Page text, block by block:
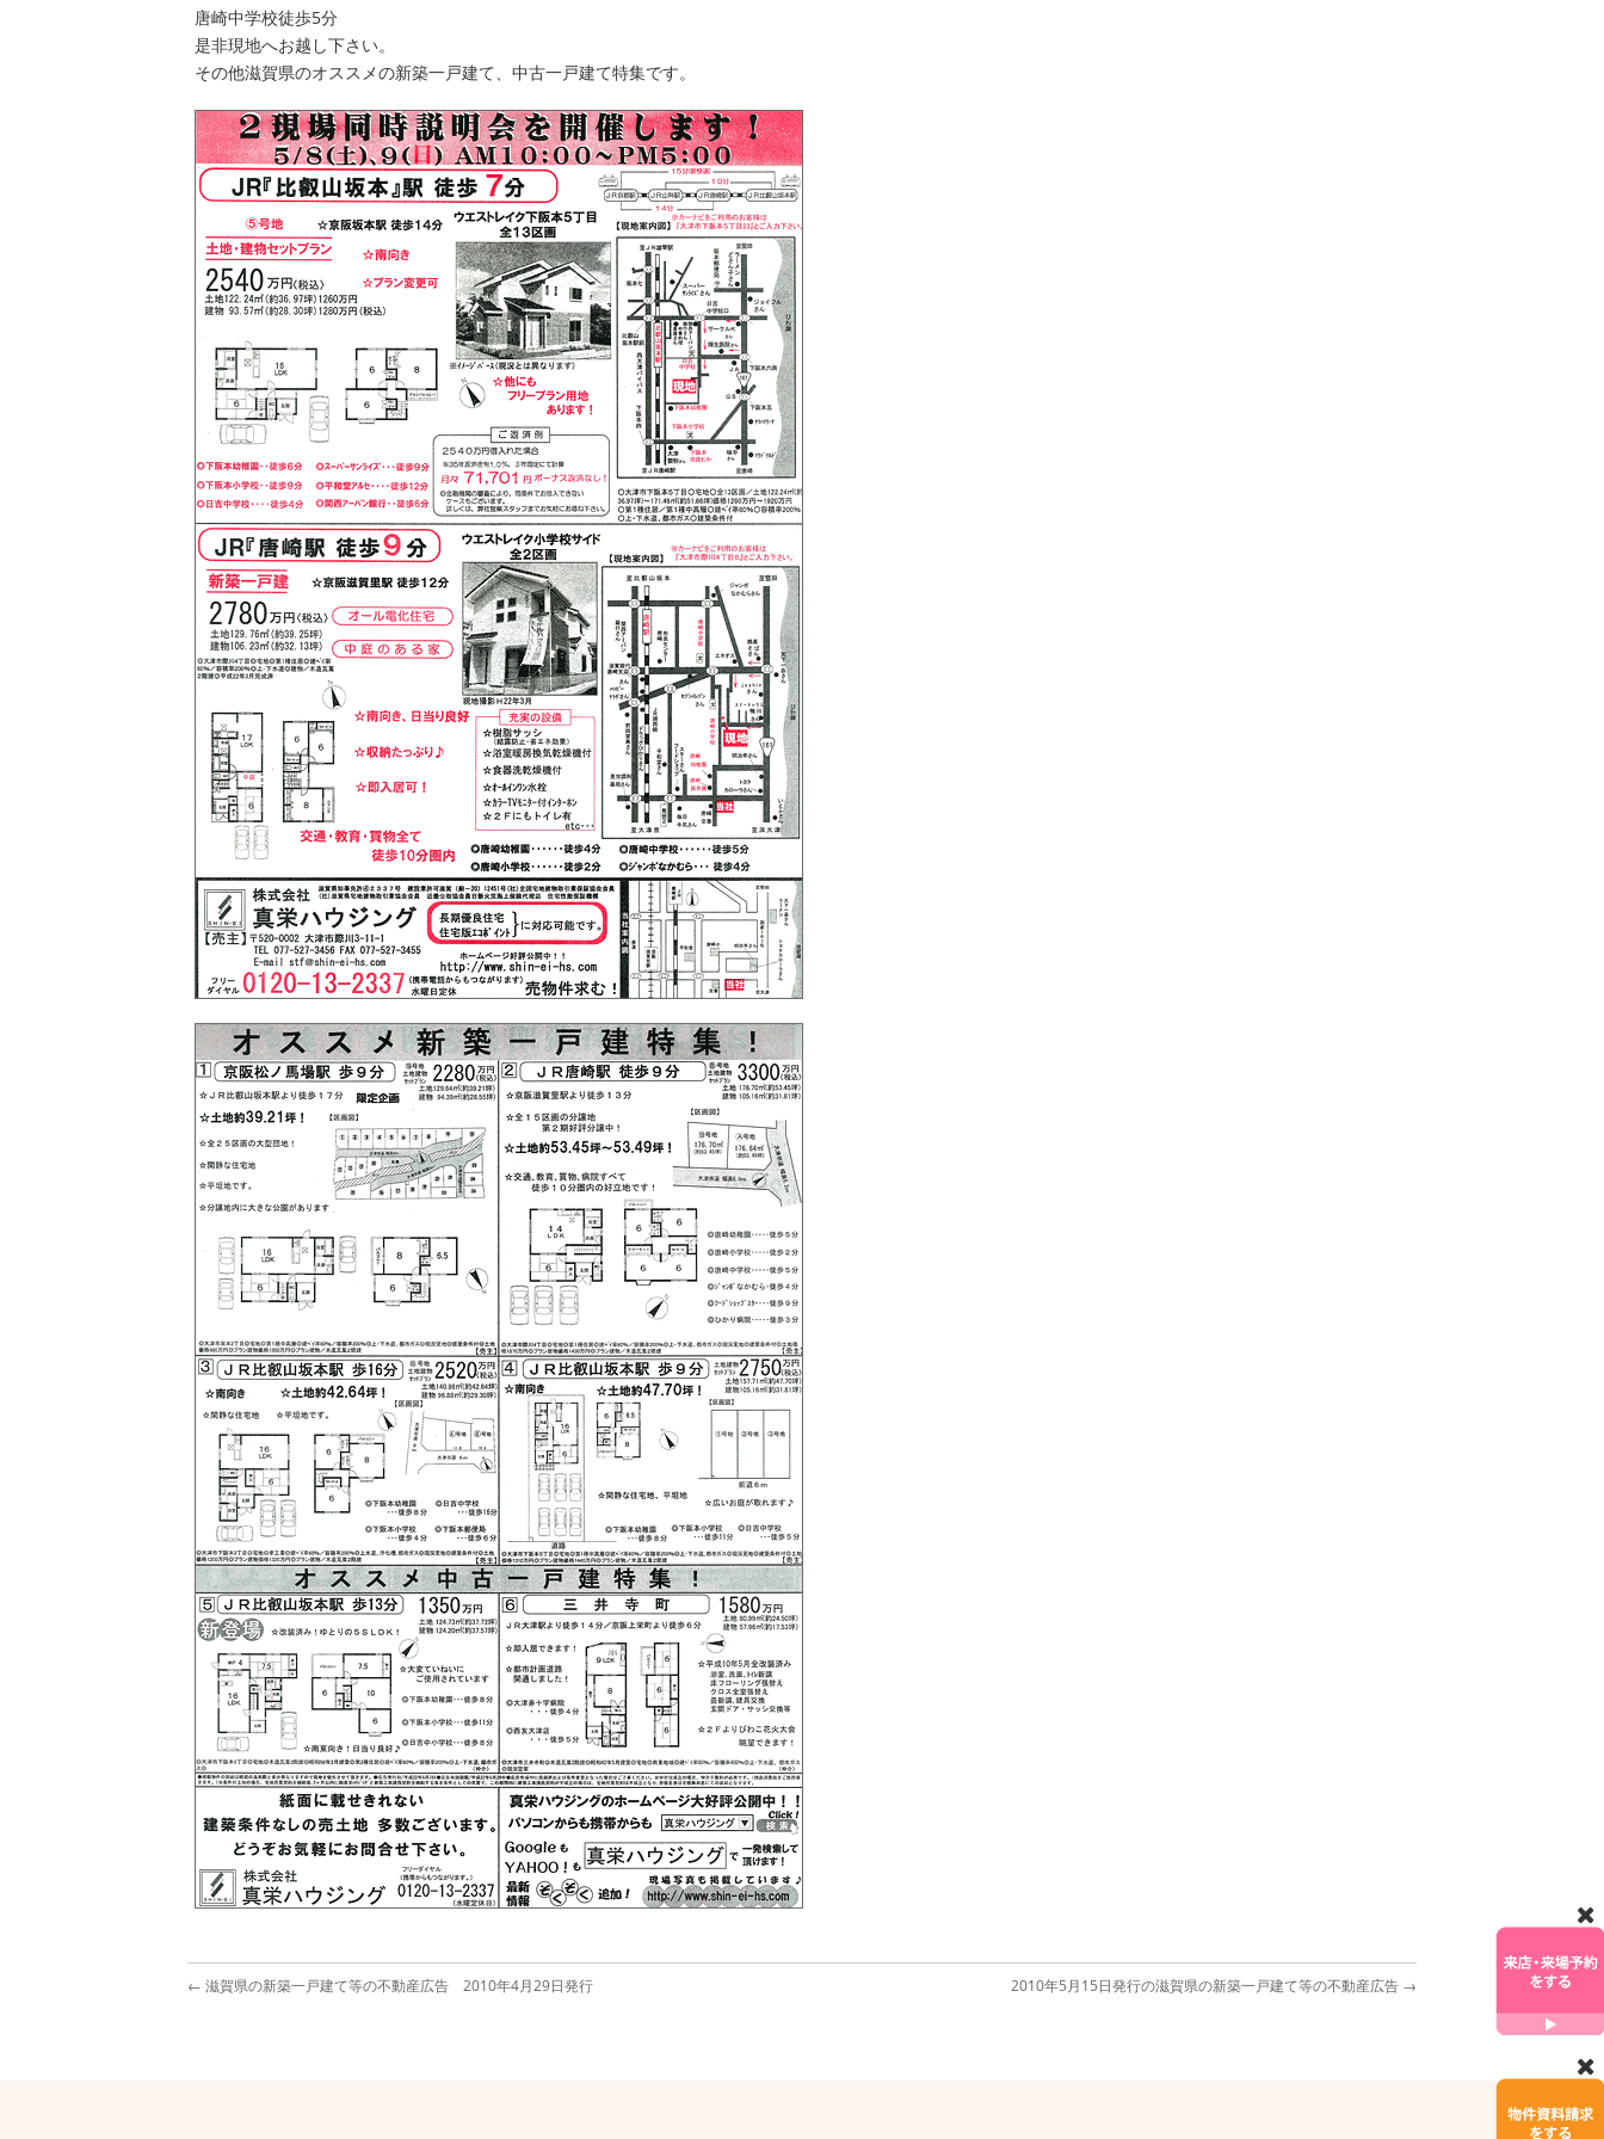
唐崎中学校徒歩5分
是非現地へお越し下さい。
その他滋賀県のオススメの新築一戸建て、中古一戸建て特集です。
← 滋賀県の新築一戸建て等の不動産広告 2010年4月29日発行 2010年5月15日発行の滋賀県の新築一戸建て等の不動産広告 →